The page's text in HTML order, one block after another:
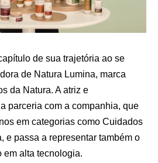
de sua trajetória ao se
de Natura Lumina, marca
da Natura. A atriz e
parceria com a companhia, que
em categorias como Cuidados
e passa a representar também o
em alta tecnologia.